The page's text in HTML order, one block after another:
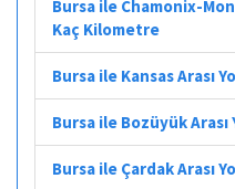
Bursa ile Chamonix-
Kaç Kilometre
Bursa ile Kansas Arası
Bursa ile Bozüyük
Bursa ile Çardak Arası